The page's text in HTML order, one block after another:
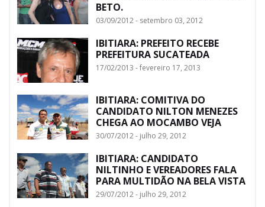
BETO.
03/09/2012 - setembro 03, 2012
IBITIARA: PREFEITO RECEBE
PREFEITURA SUCATEADA
17/02/2013 - fevereiro 17, 2013
IBITIARA: COMITIVA DO
CANDIDATO NILTON MENEZES
CHEGA AO MOCAMBO VEJA
30/07/2012 - julho 29, 2012
IBITIARA: CANDIDATO
NILTINHO E VEREADORES FALA
PARA MULTIDÃO NA BELA VISTA
29/07/2012 - julho 29, 2012